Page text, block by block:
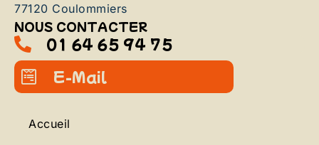
77120 Coulommiers
NOUS CONTACTER
01 64 65 94 75
E-Mail
Accueil